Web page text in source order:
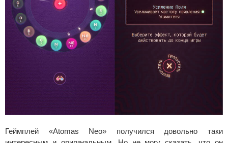
Геймплей «Atomas Neo» получился довольно таки